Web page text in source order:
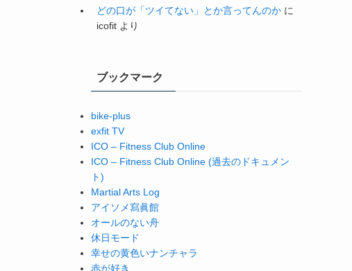
どの口が「ツイてない」とか言ってんのか に
icofit より
ブックマーク
bike-plus
exfit TV
ICO – Fitness Club Online
ICO – Fitness Club Online (過去のドキュメン
ト)
Martial Arts Log
アイソメ寫眞館
オールのない舟
休日モード
幸せの黄色いナンチャラ
赤が好き